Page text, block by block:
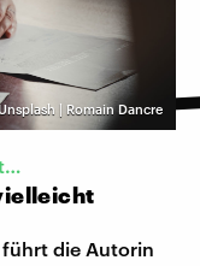
| Romain Dancre
die Autorin